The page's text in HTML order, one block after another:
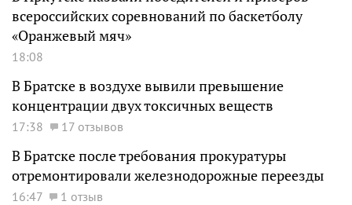
всероссийских соревнований по баскетболу
«Оранжевый мяч»
18:08
В Братске в воздухе вывили превышение
концентрации двух токсичных веществ
17:38 17 отзывов
В Братске после требования прокуратуры
отремонтировали железнодорожные переезды
16:47 1 отзыв